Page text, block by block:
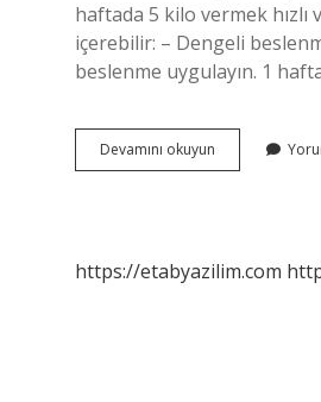
haftada 5 kilo vermek hızlı
içerebilir: – Dengeli
beslenme uygulayın. 1
Devamını okuyun
Haftada
https://etabyazilim.com